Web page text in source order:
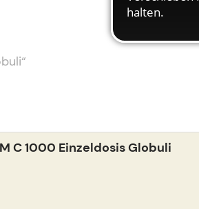
“
C 1000 Einzeldosis Globuli